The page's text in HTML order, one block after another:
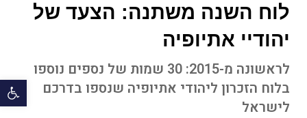
לוח השנה משתנה: הצעד של
יהודיי אתיופיה
לראשונה מ-2015: 30 שמות של נספים נוספו
בלוח הזכרון ליהודי אתיופיה שנספו בדרכם
לישראל